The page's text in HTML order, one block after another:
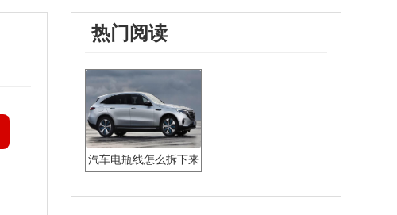
热门阅读
汽车电瓶线怎么拆下来